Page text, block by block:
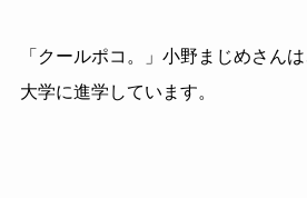
「クールポコ。」小野まじめさん
大学に進学しています。